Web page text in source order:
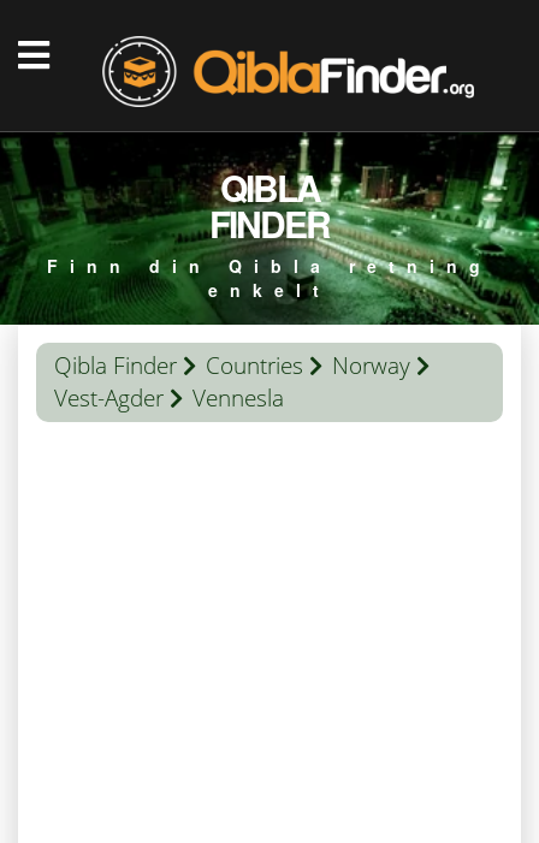
QIBLA
FINDER
Finn din Qibla retning
enkelt
Qibla Finder Countries
Norway
Vest-Agder
Vennesla